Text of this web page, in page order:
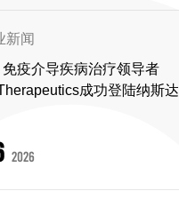
新闻
免疫介导疾病治疗领导者
成功登陆纳斯达
2026